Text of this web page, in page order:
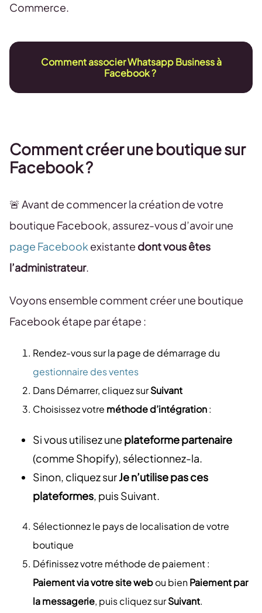
Commerce.
Comment associer Whatsapp Business à
Facebook ?
Comment créer une boutique sur
Facebook ?
🚨 Avant de commencer la création de votre
boutique Facebook, assurez-vous d’avoir une
page Facebook existante dont vous êtes
l’administrateur.
Voyons ensemble comment créer une boutique
Facebook étape par étape :
Rendez-vous sur la page de démarrage du
gestionnaire des ventes
Dans Démarrer, cliquez surSuivant
Choisissez votre méthode d’intégration:
Si vous utilisez une plateforme partenaire
(comme Shopify), sélectionnez-la.
Sinon, cliquez surJe n’utilise pas ces
plateformes, puis Suivant.
Sélectionnez le pays de localisation de votre
boutique
Définissez votre méthode de paiement :
Paiement via votre site webou bienPaiement par
la messagerie, puis cliquez surSuivant.